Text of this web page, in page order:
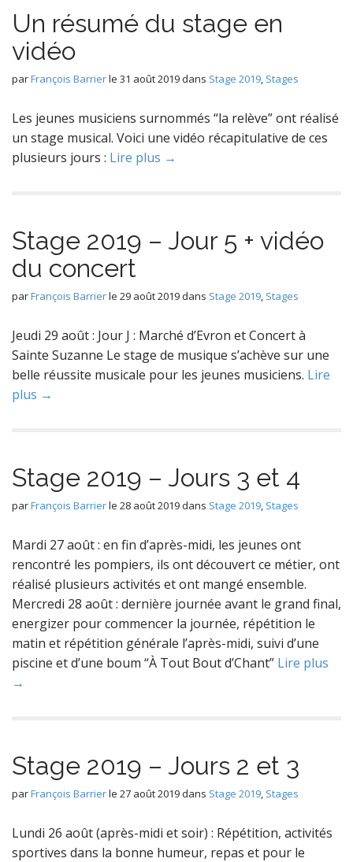
Un résumé du stage en
vidéo
parFrançois Barrierle 31 août 2019dans Stage 2019, Stages
Les jeunes musiciens surnommés “la relève” ont réalisé
un stage musical. Voici une vidéo récapitulative de ces
plusieurs jours : Lire plus →
Stage 2019 – Jour 5 + vidéo
du concert
parFrançois Barrierle 29 août 2019dans Stage 2019, Stages
Jeudi 29 août : Jour J : Marché d’Evron et Concert à
Sainte Suzanne Le stage de musique s’achève sur une
belle réussite musicale pour les jeunes musiciens. Lire
plus →
Stage 2019 – Jours 3 et 4
parFrançois Barrierle 28 août 2019dans Stage 2019, Stages
Mardi 27 août : en fin d’après-midi, les jeunes ont
rencontré les pompiers, ils ont découvert ce métier, ont
réalisé plusieurs activités et ont mangé ensemble.
Mercredi 28 août : dernière journée avant le grand final,
energizer pour commencer la journée, répétition le
matin et répétition générale l’après-midi, suivi d’une
piscine et d’une boum “À Tout Bout d’Chant” Lire plus
→
Stage 2019 – Jours 2 et 3
parFrançois Barrierle 27 août 2019dans Stage 2019, Stages
Lundi 26 août (après-midi et soir) : Répétition, activités
sportives dans la bonne humeur, repas et pour le